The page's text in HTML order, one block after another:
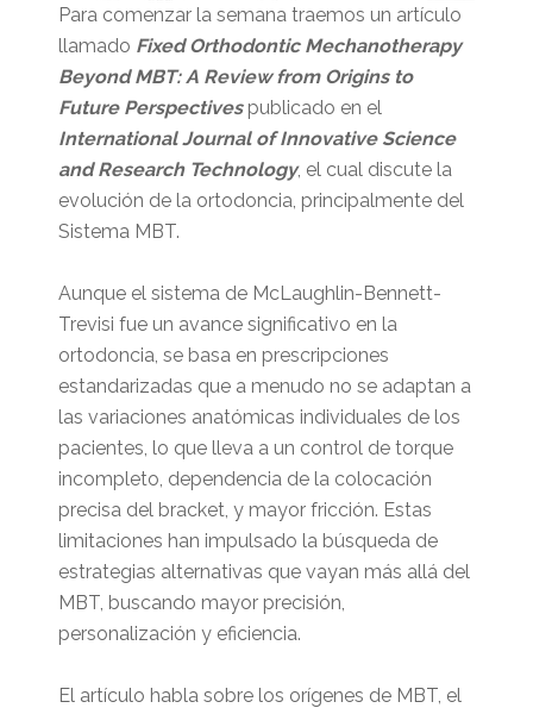
Para comenzar la semana traemos un artículo
llamado Fixed Orthodontic Mechanotherapy
Beyond MBT: A Review from Origins to
Future Perspectivespublicado en el
International Journal of Innovative Science
and Research Technology, el cual discute la
evolución de la ortodoncia, principalmente del
Sistema MBT.
Aunque el sistema de McLaughlin-Bennett-
Trevisi fue un avance significativo en la
ortodoncia, se basa en prescripciones
estandarizadas que a menudo no se adaptan a
las variaciones anatómicas individuales de los
pacientes, lo que lleva a un control de torque
incompleto, dependencia de la colocación
precisa del bracket, y mayor fricción. Estas
limitaciones han impulsado la búsqueda de
estrategias alternativas que vayan más allá del
MBT, buscando mayor precisión,
personalización y eficiencia.
El artículo habla sobre los orígenes de MBT, el